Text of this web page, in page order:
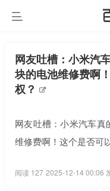
网友吐槽：小米汽
块的电池维修费啊
权？
网友吐槽：小米汽车
维修费啊！这个是否可
阅读 127 2025-12-14 00:06